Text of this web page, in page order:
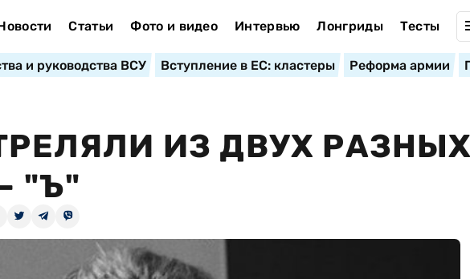
Статьи Фото и видео Интервью Лонгриды Тесты
и руководства ВСУ Вступление в ЕС: кластеры Реформа армии
ИЗ ДВУХ РАЗНЫХ
"Ъ"